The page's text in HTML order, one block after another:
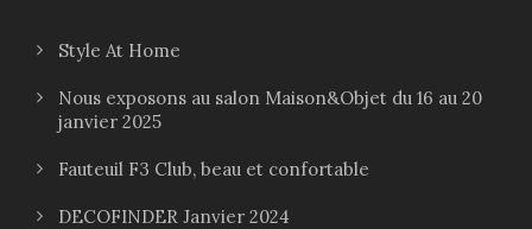
Style At Home
Nous exposons au salon Maison&Objet du 16 au 20
janvier 2025
Fauteuil F3 Club, beau et confortable
DECOFINDER Janvier 2024